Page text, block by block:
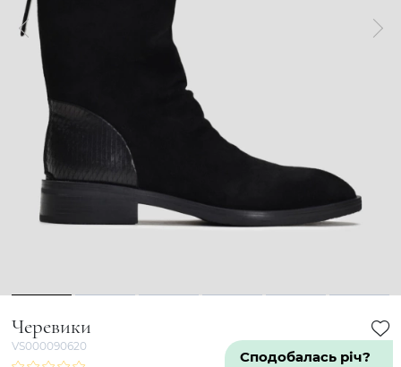
1 2 3 4 5 6
Черевики
VS000090620
Сподобалась річ?